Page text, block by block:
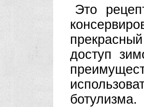
Это
доступ
ботулизма.